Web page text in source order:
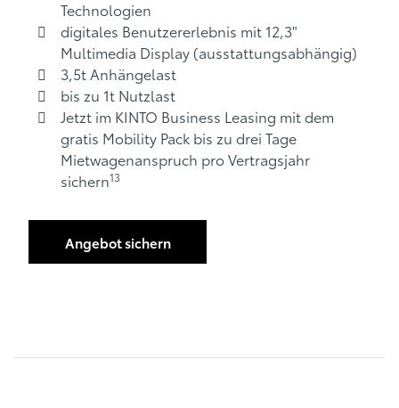
Technologien
digitales Benutzererlebnis mit 12,3"
Multimedia Display (ausstattungsabhängig)
3,5t Anhängelast
bis zu 1t Nutzlast
Jetzt im KINTO Business Leasing mit dem
gratis Mobility Pack bis zu drei Tage
Mietwagenanspruch pro Vertragsjahr
sichern13
Angebot sichern